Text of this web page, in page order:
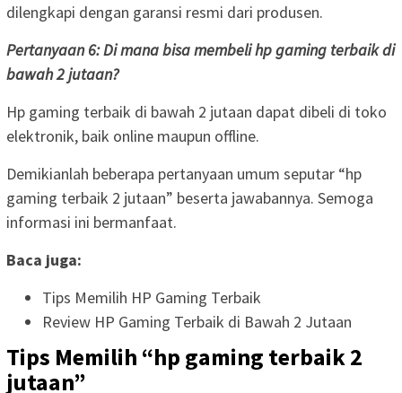
dilengkapi dengan garansi resmi dari produsen.
Pertanyaan 6: Di mana bisa membeli hp gaming terbaik di
bawah 2 jutaan?
Hp gaming terbaik di bawah 2 jutaan dapat dibeli di toko
elektronik, baik online maupun offline.
Demikianlah beberapa pertanyaan umum seputar “hp
gaming terbaik 2 jutaan” beserta jawabannya. Semoga
informasi ini bermanfaat.
Baca juga:
Tips Memilih HP Gaming Terbaik
Review HP Gaming Terbaik di Bawah 2 Jutaan
Tips Memilih “hp gaming terbaik 2
jutaan”